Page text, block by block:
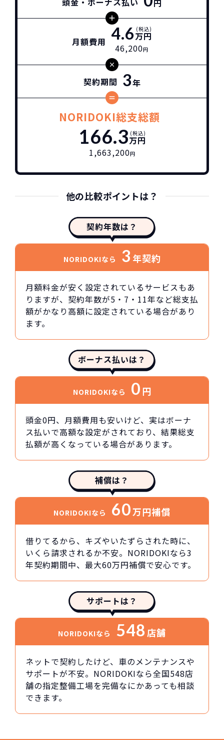
円
月額費用 4.6万円
(税込)
46,200円
契約期間 3年
NORIDOKI総支総額
166.3万円
(税込)
1,663,200円
他の比較ポイントは？
契約年数は？
NORIDOKIなら 3 年契約
月額料金が安く設定されているサービスもあ
りますが、契約年数が5・7・11年など総支払
額がかなり高額に設定されている場合があり
ます。
ボーナス払いは？
NORIDOKIなら 0円
頭金0円、月額費用も安いけど、実はボーナ
ス払いで高額な設定がされており、結果総支
払額が高くなっている場合があります。
補償は？
NORIDOKIなら 60万円補償
借りてるから、キズやいたずらされた時に、
いくら請求されるか不安。NORIDOKIなら3
年契約期間中、最大60万円補償で安心です。
サポートは？
NORIDOKIなら 548店舗
ネットで契約したけど、車のメンテナンスや
サポートが不安。NORIDOKIなら全国548店
舗の指定整備工場を完備なにかあっても相談
できます。